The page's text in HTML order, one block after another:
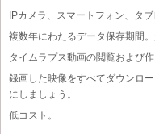
IPカメラ、スマートフォン、タ
複数年にわたるデータ保存期間
タイムラプス動画の閲覧および作
録画した映像をすべてダウンロ
にしましょう。
低コスト。